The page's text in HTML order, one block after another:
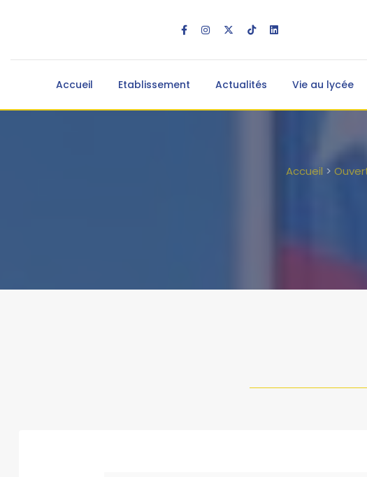
Accueil Etablissement Actualités Vie au lycée
Accueil >